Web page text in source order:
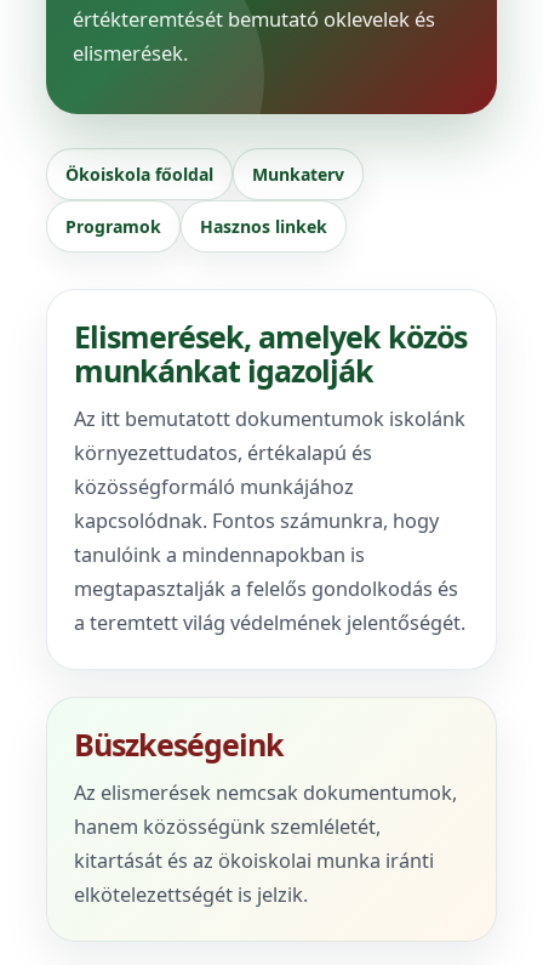
értékteremtését bemutató oklevelek és
elismerések.
Ökoiskola főoldal Munkaterv
Programok Hasznos linkek
Elismerések, amelyek közös
munkánkat igazolják
Az itt bemutatott dokumentumok iskolánk
környezettudatos, értékalapú és
közösségformáló munkájához
kapcsolódnak. Fontos számunkra, hogy
tanulóink a mindennapokban is
megtapasztalják a felelős gondolkodás és
a teremtett világ védelmének jelentőségét.
Büszkeségeink
Az elismerések nemcsak dokumentumok,
hanem közösségünk szemléletét,
kitartását és az ökoiskolai munka iránti
elkötelezettségét is jelzik.